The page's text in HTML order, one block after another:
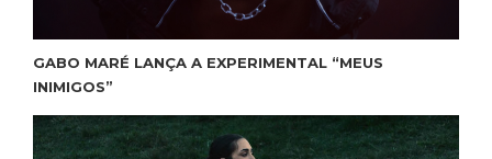
GABO MARÉ LANÇA A EXPERIMENTAL “MEUS
INIMIGOS”